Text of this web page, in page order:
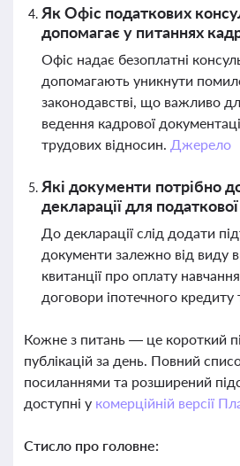
Як Офіс податкових
допомагає у питаннях
Офіс надає безоплатні
допомагають уникнути
законодавстві, що важливо
ведення кадрової
трудових відносин. Джерело
Які документи потрібно
декларації для
До декларації слід додати
документи залежно від виду
квитанції про оплату
договори іпотечного
Кожне з питань — це короткий
публікацій за день. Повний
посиланнями та розширений
доступні у комерційній версії
Стисло про головне: